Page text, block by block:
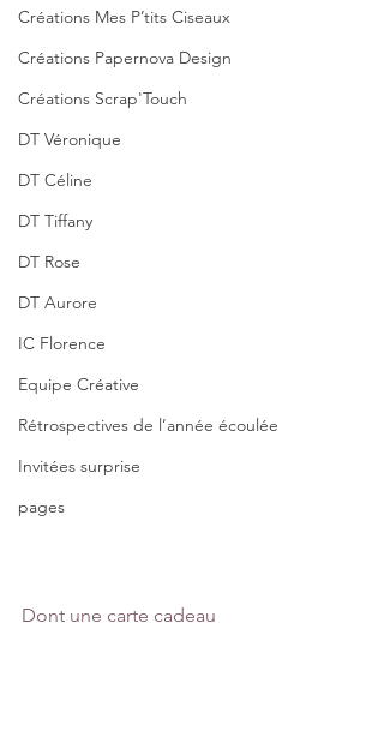
Créations Mes P’tits Ciseaux
Créations Papernova Design
Créations Scrap'Touch
DT Véronique
DT Céline
DT Tiffany
DT Rose
DT Aurore
IC Florence
Equipe Créative
Rétrospectives de l’année écoulée
Invitées surprise
pages
Dont une carte cadeau